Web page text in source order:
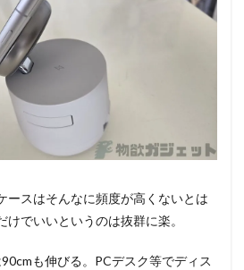
ースはそんなに頻度が高くないとは
でいいというのは抜群に楽。
も伸びる。PCデスク等でディス